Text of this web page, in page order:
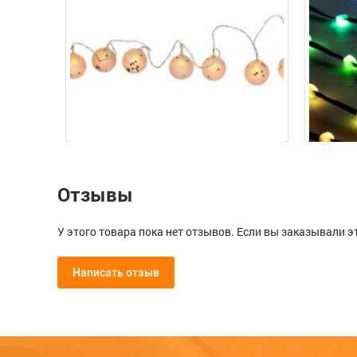
Гирлянда с подсветкой "Весёлые
Отзывы
У этого товара пока нет отзывов. Если вы заказывали
Написать отзыв